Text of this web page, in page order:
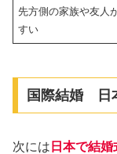
先方側の家族や友人
すい
国際結婚 日
次には 日本で結